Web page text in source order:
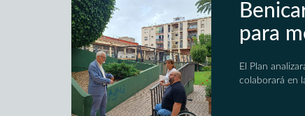
para
El Plan
colaborará en